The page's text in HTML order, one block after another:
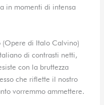
in momenti di intensa
di Italo Calvino)
di contrasti netti,
con la bruttezza
che riflette il nostro
vorremmo ammettere.